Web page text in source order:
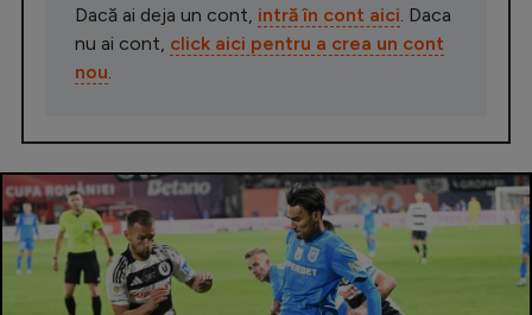
Dacă ai deja un cont, intră în cont aici. Daca
nu ai cont, click aici pentru a crea un cont
nou.